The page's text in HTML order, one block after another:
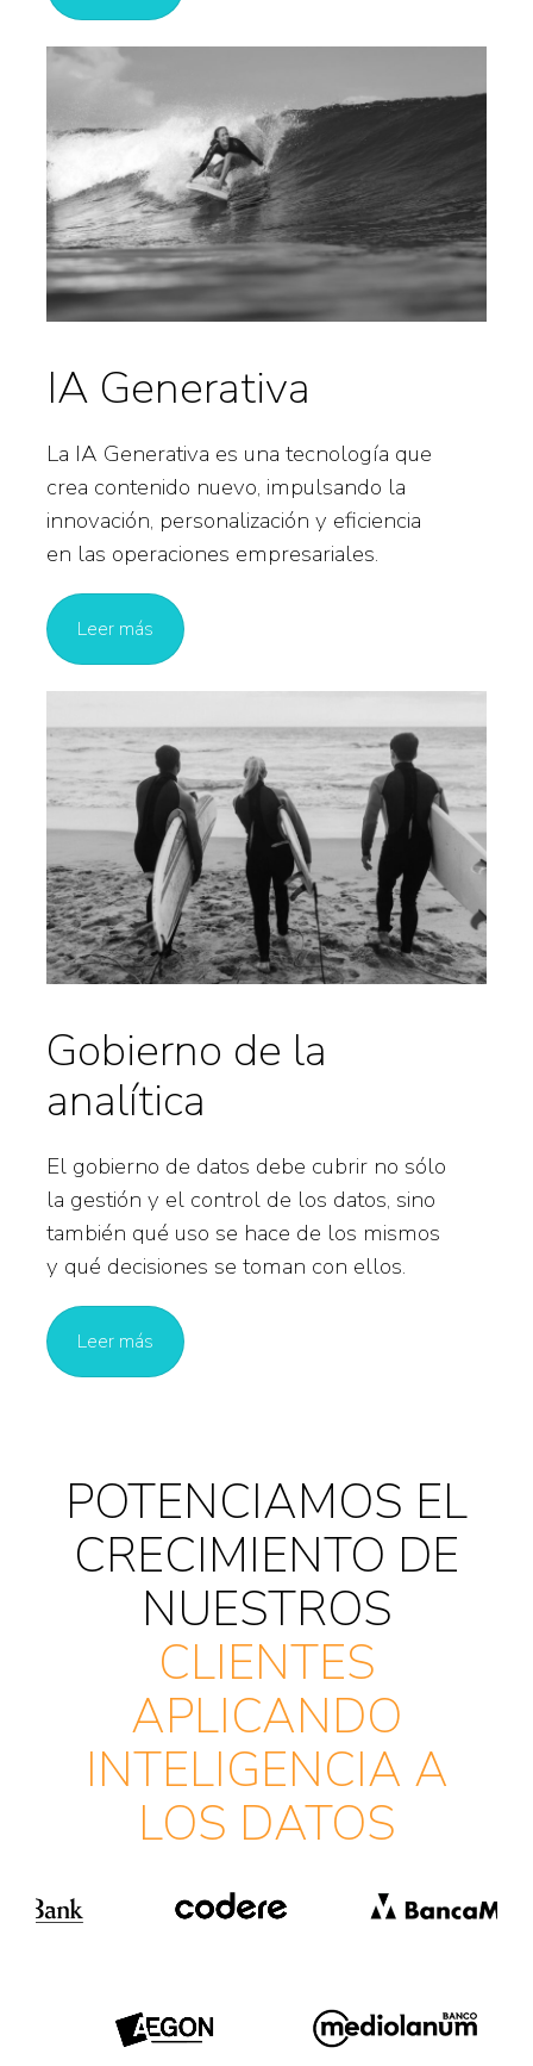
IA Generativa
La IA Generativa es una tecnología que
crea contenido nuevo, impulsando la
innovación, personalización y eficiencia
en las operaciones empresariales.
Leer más
Gobierno de la
analítica
El gobierno de datos debe cubrir no sólo
la gestión y el control de los datos, sino
también qué uso se hace de los mismos
y qué decisiones se toman con ellos.
Leer más
POTENCIAMOS EL
CRECIMIENTO DE
NUESTROS
CLIENTES
APLICANDO
INTELIGENCIA A
LOS DATOS